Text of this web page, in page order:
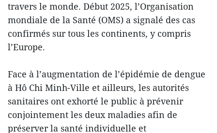
travers le monde. Début 2025, l’Organisation
mondiale de la Santé (OMS) a signalé des cas
confirmés sur tous les continents, y compris
l’Europe.
Face à l’augmentation de l’épidémie de dengue
à Hô Chi Minh-Ville et ailleurs, les autorités
sanitaires ont exhorté le public à prévenir
conjointement les deux maladies afin de
préserver la santé individuelle et